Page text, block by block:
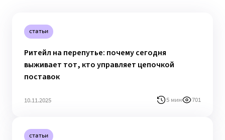
статьи
Ритейл на перепутье: почему сегодня
выживает тот, кто управляет цепочкой
поставок
10.11.2025 5 мин 701
статьи